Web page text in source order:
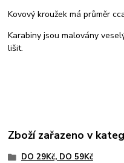
Kovový kroužek má průměr
Karabiny jsou malovány
lišit.
Zboží zařazeno v
DO 29Kč, DO 59Kč